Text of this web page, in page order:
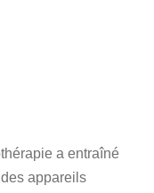
a entraîné
appareils